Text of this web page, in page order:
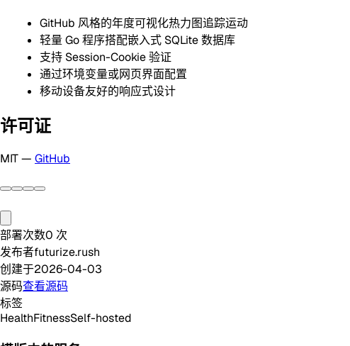
GitHub 风格的年度可视化热力图追踪运动
轻量 Go 程序搭配嵌入式 SQLite 数据库
支持 Session-Cookie 验证
通过环境变量或网页界面配置
移动设备友好的响应式设计
许可证
MIT — GitHub
部署次数0 次
发布者futurize.rush
创建于2026-04-03
源码查看源码
标签
HealthFitnessSelf-hosted